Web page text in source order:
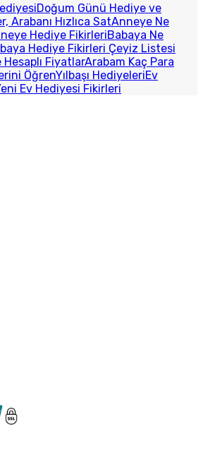
Doğum Günü Hediye ve
Arabanı Hızlıca SatAnneye Ne
Hediye FikirleriBabaya Ne
Hediye Fikirleri Çeyiz Listesi
FiyatlarArabam Kaç Para
ÖğrenYılbaşı HediyeleriEv
Ev Hediyesi Fikirleri